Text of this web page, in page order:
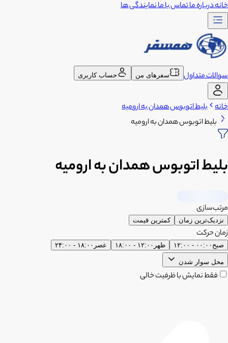
خانهدرباره ماتماس با مانمایندگی ها
سوالات متداول سفرهای من حساب کاربری
خانه بلیط اتوبوس همدان به ارومیه
بلیط اتوبوس همدان به ارومیه
بلیط اتوبوس همدان به ارومیه
مرتب‌سازی
نزدیک‌ترین زمان کمترین قیمت
زمان حرکت
صبح ۰۰:۰۰ - ۱۲:۰۰ ظهر ۱۲:۰۰ - ۱۸:۰۰ عصر ۱۸:۰۰ - ۲۴:۰۰
محل سوار شدن
فقط نمایش با ظرفیت خالی